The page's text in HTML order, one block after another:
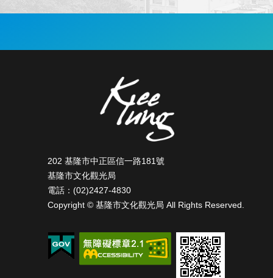
202 基隆市中正區信一路181號
基隆市文化觀光局
電話：(02)2427-4830
Copyright © 基隆市文化觀光局 All Rights Reserved.